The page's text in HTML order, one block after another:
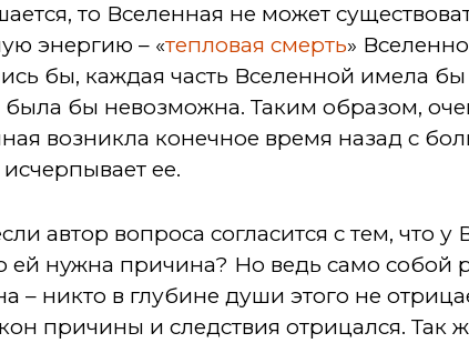
то Вселенная не может
энергию – «тепловая смерть»
бы, каждая часть Вселенной имела
была бы невозможна. Таким образом,
возникла конечное время назад с
ее.
автор вопроса согласится с тем, что
ей нужна причина? Но ведь само собой
– никто в глубине души этого не
причины и следствия отрицался. Так